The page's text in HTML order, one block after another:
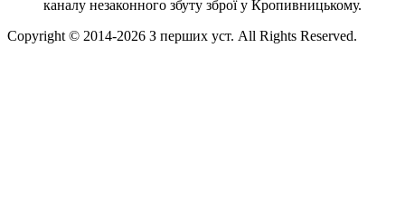
каналу незаконного збуту зброї у Кропивницькому.
Copyright © 2014-2026 З перших уст. All Rights Reserved.